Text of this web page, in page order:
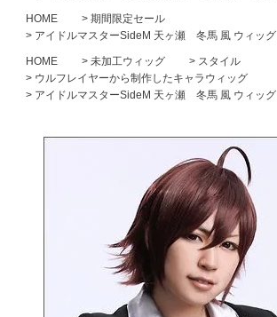
HOME
期間限定セール
アイドルマスターSideM 天ヶ瀬 冬馬 風 ウィッグ
HOME 未加工ウィッグ
スタイル
ウルフレイヤーから制作したキャラウィッグ
アイドルマスターSideM 天ヶ瀬 冬馬 風 ウィッグ